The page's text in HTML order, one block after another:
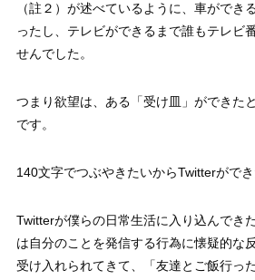
（註２）が述べているように、車ができ
ったし、テレビができるまで誰もテレビ
せんでした。
つまり欲望は、ある「受け皿」ができた
です。
140文字でつぶやきたいからTwitterができ
Twitterが僕らの日常生活に入り込んでき
は自分のことを発信する行為に懐疑的な
受け入れられてきて、「友達とご飯行っ